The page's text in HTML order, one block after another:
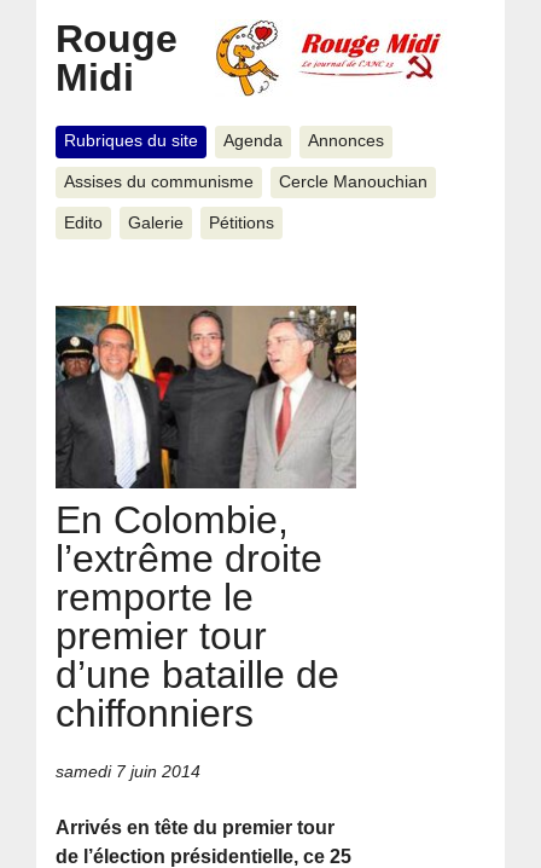
Rouge
Midi
Rubriques du site Agenda Annonces
Assises du communisme Cercle Manouchian
Edito Galerie Pétitions
En Colombie,
l’extrême droite
remporte le
premier tour
d’une bataille de
chiffonniers
samedi 7 juin 2014
Arrivés en tête du premier tour
de l’élection présidentielle, ce 25